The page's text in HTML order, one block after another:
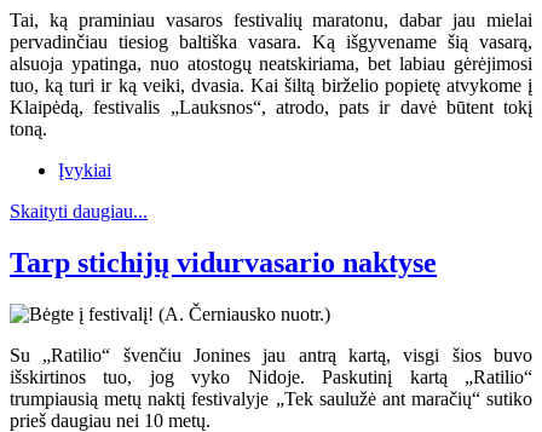
Tai, ką praminiau vasaros festivalių maratonu, dabar jau mielai
pervadinčiau tiesiog baltiška vasara. Ką išgyvename šią vasarą,
alsuoja ypatinga, nuo atostogų neatskiriama, bet labiau gėrėjimosi
tuo, ką turi ir ką veiki, dvasia. Kai šiltą birželio popietę atvykome į
Klaipėdą, festivalis „Lauksnos“, atrodo, pats ir davė būtent tokį
toną.
Įvykiai
Skaityti daugiau...
Tarp stichijų vidurvasario naktyse
Su „Ratilio“ švenčiu Jonines jau antrą kartą, visgi šios buvo
išskirtinos tuo, jog vyko Nidoje. Paskutinį kartą „Ratilio“
trumpiausią metų naktį festivalyje „Tek saulužė ant maračių“ sutiko
prieš daugiau nei 10 metų.